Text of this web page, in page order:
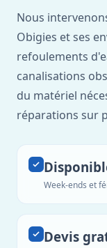
Nous
Obigies et ses
refoulements
canalisations
du matériel
réparations sur
Week-ends et
Devis